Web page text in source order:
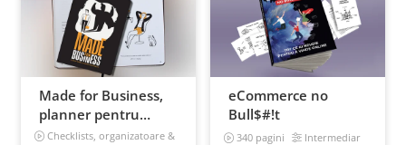
Made for Business,
planner pentru
afaceri & viata,
Checklists, organizatoare &
eCommerce no
Bull$#!t
340 pagini Intermediar